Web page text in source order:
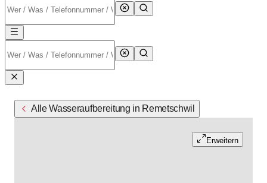
Alle Wasseraufbereitung in Remetschwil
Erweitern